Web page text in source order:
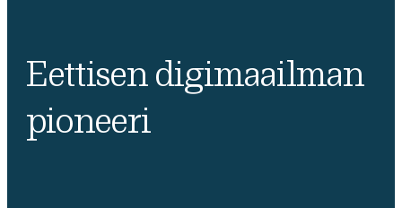
Eettisen digimaailman
pioneeri